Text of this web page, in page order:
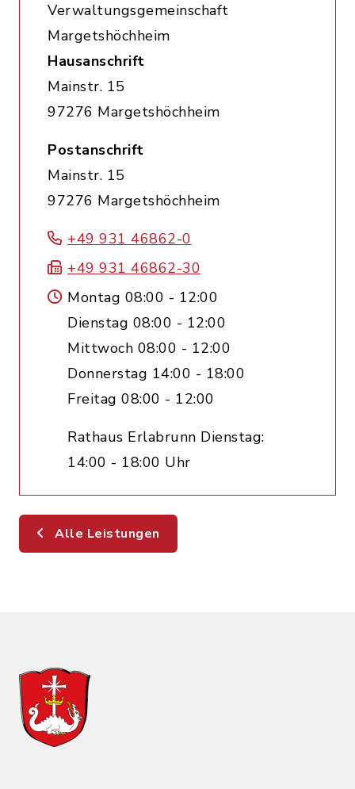
Verwaltungsgemeinschaft
Margetshöchheim
Hausanschrift
Mainstr. 15
97276 Margetshöchheim
Postanschrift
Mainstr. 15
97276 Margetshöchheim
+49 931 46862-0
+49 931 46862-30
Montag 08:00 - 12:00
Dienstag 08:00 - 12:00
Mittwoch 08:00 - 12:00
Donnerstag 14:00 - 18:00
Freitag 08:00 - 12:00
Rathaus Erlabrunn Dienstag:
14:00 - 18:00 Uhr
Alle Leistungen